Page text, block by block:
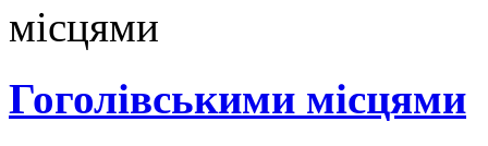
Гоголівськими місцями